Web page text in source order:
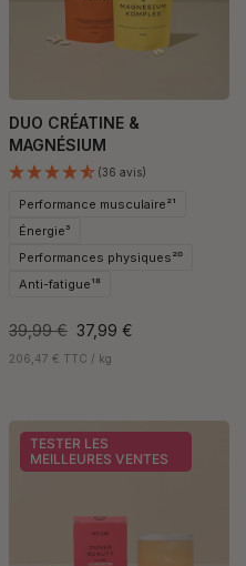
DUO CRÉATINE &
MAGNÉSIUM
(36 avis)
Performance musculaire²¹
Énergie³
Performances physiques²⁰
Anti-fatigue¹⁸
39,99 € 37,99 €
206,47 € TTC / kg
TESTER LES
MEILLEURES VENTES